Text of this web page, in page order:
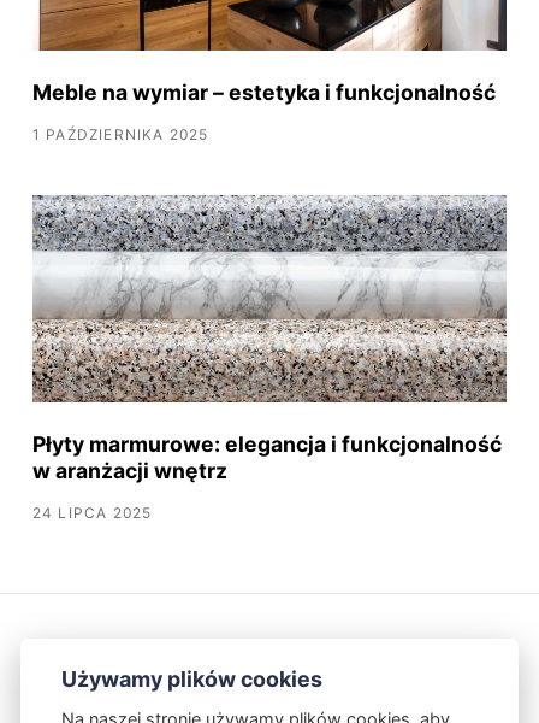
Meble na wymiar – estetyka i funkcjonalność
1 PAŹDZIERNIKA 2025
Płyty marmurowe: elegancja i funkcjonalność
w aranżacji wnętrz
24 LIPCA 2025
Używamy plików cookies
Na naszej stronie używamy plików cookies, aby